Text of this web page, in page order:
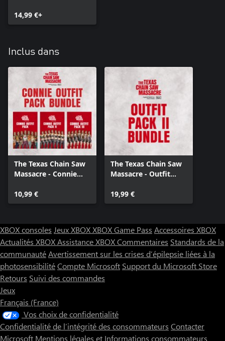
14,99 €+
Inclus dans
The Texas Chain Saw
Massacre - Connie
10,99 €
The Texas Chain Saw
Massacre - Outfit
19,99 €
XBOX consoles Jeux XBOXXBOX Game Pass Accessoires XBOX
Actualités XBOXAssistance XBOXCommentaires Standards de la
communautéAvertissement sur les crises d’épilepsie liées à la
photosensibilitéCompte Microsoft Support du Microsoft Store
Retours Suivi des commandes
Jeux
Français (France)
Vos choix de confidentialité
Confidentialité de l’intégrité des consommateurs Contacter
Microsoft Mentions légales et Informations consommateurs